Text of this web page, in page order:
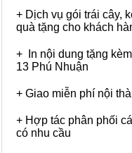
+ Dịch vụ gói trái cây,
quà tặng cho khách
+ In nội dung tặng
13 Phú Nhuận
+ Giao miễn phí nội
+ Hợp tác phân phối
có nhu cầu